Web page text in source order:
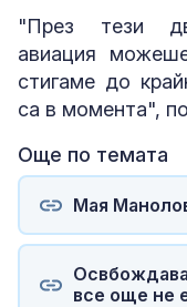
"През тези
авиация
стигаме до
са в момента",
Още по темата
Мая
все още не